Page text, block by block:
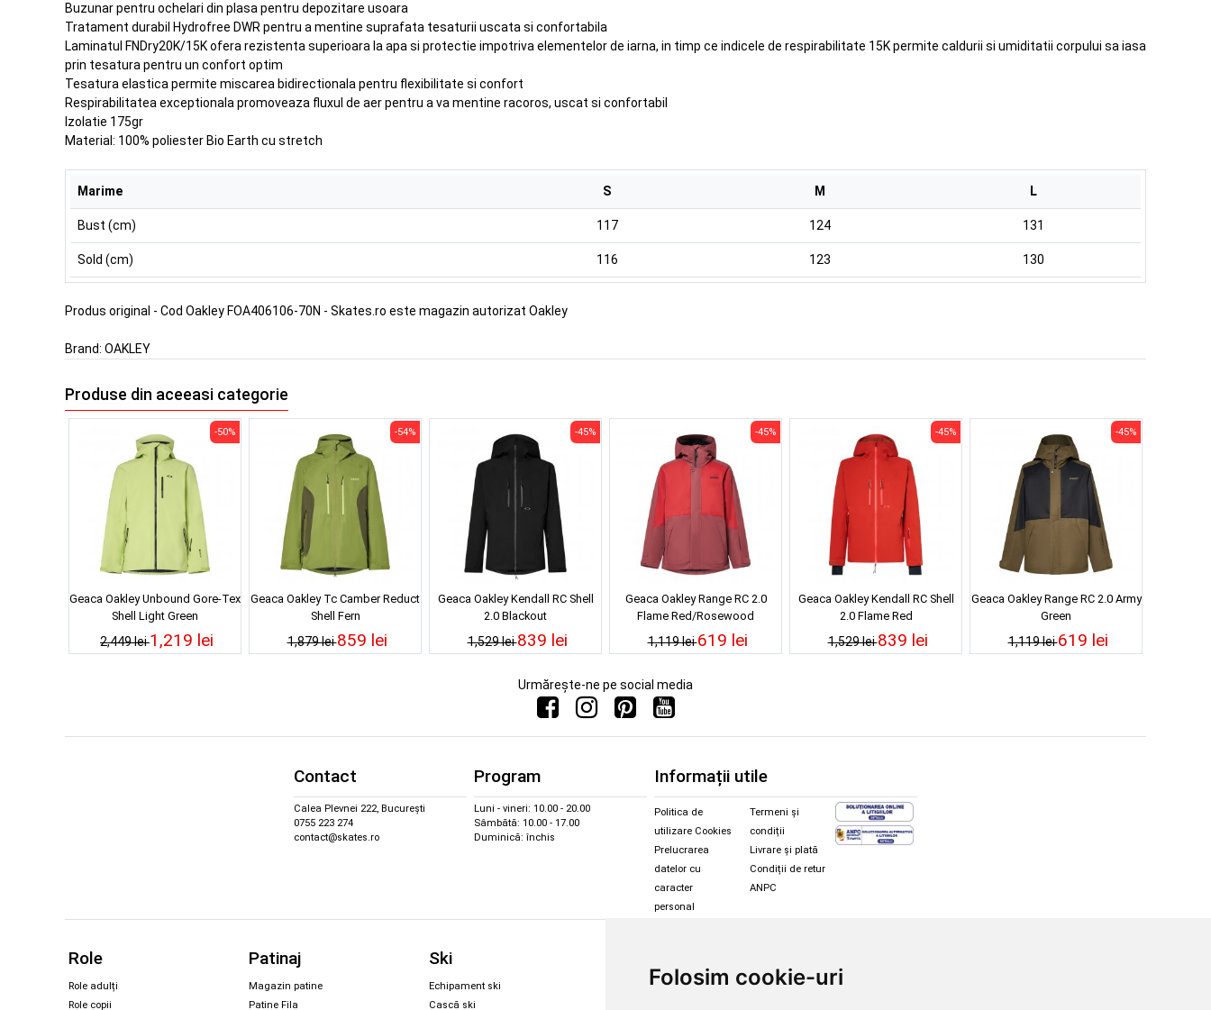
Folosim cookie-uri
Buzunar pentru ochelari din plasa pentru depozitare usoara
Tratament durabil Hydrofree DWR pentru a mentine suprafata tesaturii uscata si confortabila
Laminatul FNDry20K/15K ofera rezistenta superioara la apa si protectie impotriva elementelor de iarna, in timp ce indicele de respirabilitate 15K permite caldurii si umiditatii corpului sa iasa
prin tesatura pentru un confort optim
Tesatura elastica permite miscarea bidirectionala pentru flexibilitate si confort
Respirabilitatea exceptionala promoveaza fluxul de aer pentru a va mentine racoros, uscat si confortabil
Izolatie 175gr
Material: 100% poliester Bio Earth cu stretch
Marime S M L
Bust (cm) 117 124 131
Sold (cm) 116 123 130
Produs original - Cod Oakley FOA406106-70N - Skates.ro este magazin autorizat Oakley
Brand: OAKLEY
Produse din aceeasi categorie
Geaca Oakley Unbound Gore-Tex
Shell Light Green
2,449 lei
-50%
1,219 lei
Geaca Oakley Tc Camber Reduct
Shell Fern
1,879 lei
-54%
859 lei
Geaca Oakley Kendall RC Shell
2.0 Blackout
1,529 lei
-45%
839 lei
Geaca Oakley Range RC 2.0
Flame Red/Rosewood
1,119 lei
-45%
619 lei
Geaca Oakley Kendall RC Shell
2.0 Flame Red
1,529 lei
-45%
839 lei
Geaca Oakley Range RC 2.0 Army
Green
1,119 lei
-45%
619 lei
Urmărește-ne pe social media
Contact
Calea Plevnei 222, București
0755 223 274
contact@skates.ro
Program
Luni - vineri: 10.00 - 20.00
Sâmbătă: 10.00 - 17.00
Duminică: închis
Informații utile
Politica de
utilizare Cookies
Prelucrarea
datelor cu
caracter
personal
Termeni și
condiții
Livrare și plată
Condiții de retur
ANPC
Role
Role adulți
Role copii
Patinaj
Magazin patine
Patine Fila
Ski
Echipament ski
Cască ski
Magazin snowboard
Îmbrăcăminte schi și snowboard